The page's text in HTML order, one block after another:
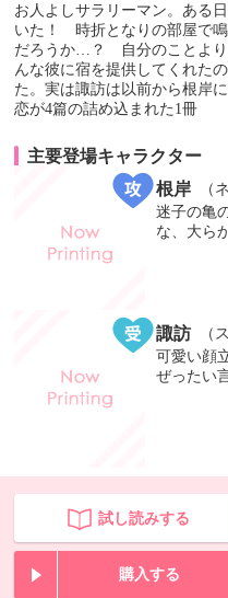
お人よしサラリーマン。ある
いた！ 時折となりの部屋で
だろうか…？ 自分のことより
んな彼に宿を提供してくれた
た。実は諏訪は以前から根岸
恋が4篇の詰め込まれた1冊
主要登場キャラクター
根岸
（
迷子の亀
な、大ら
諏訪
（
可愛い顔
ぜったい
試し読みする
購入する